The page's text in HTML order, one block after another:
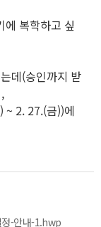
복학하고 싶
데(승인까지 받
2. 27.(금))에
정-안내-1.hwp